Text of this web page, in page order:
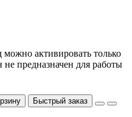
активировать только
предназначен для работы
Быстрый заказ